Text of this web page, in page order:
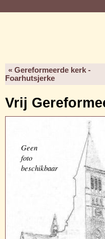
« Gereformeerde kerk -
Foarhutsjerke
Vrij
Geen
foto
beschikbaar